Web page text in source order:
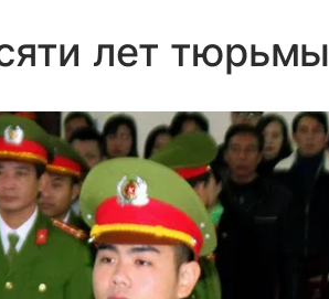
лет тюрьмы